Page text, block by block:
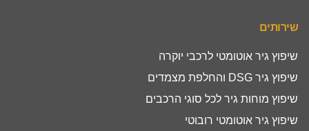
שירותים
שיפוץ גיר אוטומטי לרכבי יוקרה
שיפוץ גיר DSG והחלפת מצמדים
שיפוץ מוחות גיר לכל סוגי הרכבים
שיפוץ גיר אוטומטי רובוטי